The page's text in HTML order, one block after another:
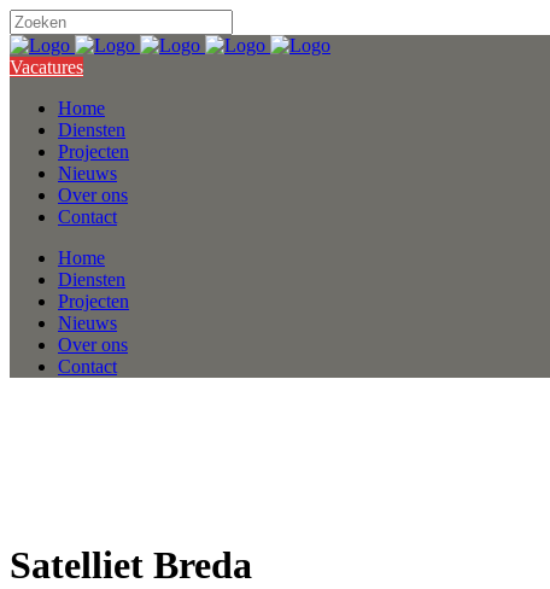
Vacatures
Home
Diensten
Projecten
Nieuws
Over ons
Contact
Home
Diensten
Projecten
Nieuws
Over ons
Contact
Satelliet Breda